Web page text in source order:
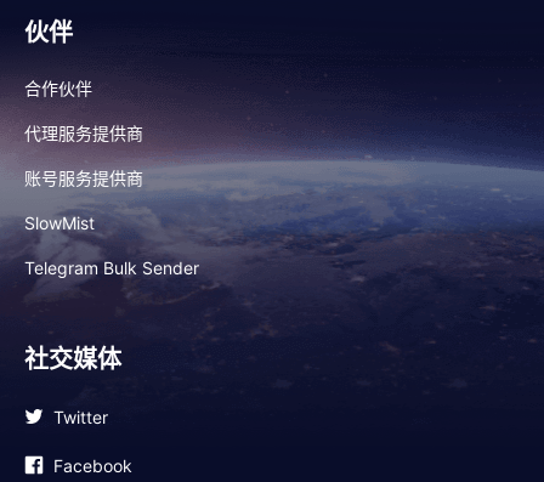
伙伴
合作伙伴
代理服务提供商
账号服务提供商
SlowMist
Telegram Bulk Sender
社交媒体
Twitter
Facebook